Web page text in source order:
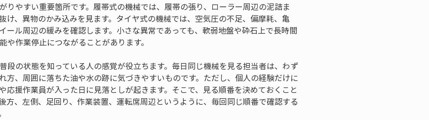
りやすい重要箇所です。履帯式の機械では、履帯の張り、ローラー周辺の泥詰ま
け、異物のかみ込みを見ます。タイヤ式の機械では、空気圧の不足、偏摩耗、亀
ール周辺の緩みを確認します。小さな異常であっても、軟弱地盤や砕石上で長時間
や作業停止につながることがあります。
段の状態を知っている人の感覚が役立ちます。毎日同じ機械を見る担当者は、わず
方、周囲に落ちた油や水の跡に気づきやすいものです。ただし、個人の経験だけに
応援作業員が入った日に見落としが起きます。そこで、見る順番を決めておくこと
方、左側、足回り、作業装置、運転席周辺というように、毎回同じ順番で確認する